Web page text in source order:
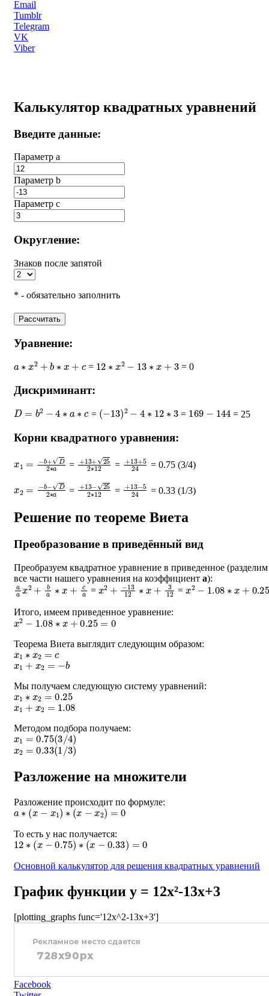
Email
Tumblr
Telegram
VK
Viber
Калькулятор квадратных уравнений
Введите данные:
Параметр a
Параметр b
Параметр с
Округление:
Знаков после запятой
* - обязательно заполнить
Рассчитать
Уравнение:
2 b ∗ = 12 2 13∗ 3 = 0
Дискриминант:
D= 2− a = (− 13)2 ∗ 12 ∗ = 169 144 = 25
Корни квадратного уравнения:
+ D2∗ = + 13 +25 12
= + 13 +5 24
= 0.75 (3/4)
b−D2∗ = +13−25 12
= +13−5 24
= 0.33 (1/3)
Решение по теореме Виета
Преобразование в приведённый вид
Преобразуем квадратное уравнение в приведенное (разделим
все части нашего уравнения на коэффициент a):
aax2+ba∗x+ca = x2+
−1312∗x+312 =x2−1.08∗ 0.25
Итого, имеем приведенное уравнение:
x2−1.08∗x+0.25=0
Теорема Виета выглядит следующим образом:
x1∗x2= c
x1 + x2 =− b
Мы получаем следующую систему уравнений:
x1∗x2=0.25
x1 + x2 =1.08
Методом подбора получаем:
x1=0.75(3/4)
x2 =0.33(1/3)
Разложение на множители
Разложение происходит по формуле:
a ∗(x−x1)∗ (x−x2)=0
То есть у нас получается:
12 ∗(x−0.75)∗(x−0.33)=0
Основной калькулятор для решения квадратных уравнений
График функции y = 12x²-13x+3
[plotting_graphs func='12x^2-13x+3']
Facebook